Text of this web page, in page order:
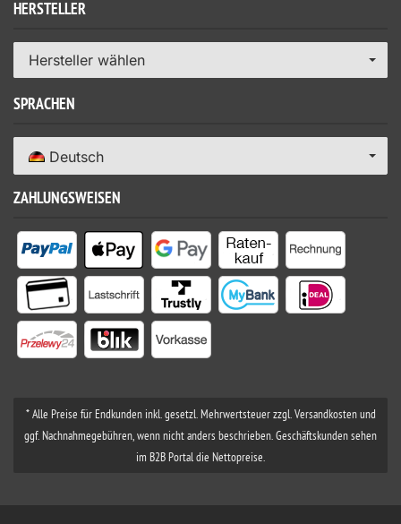
HERSTELLER
Hersteller wählen
SPRACHEN
Deutsch
ZAHLUNGSWEISEN
* Alle Preise für Endkunden inkl. gesetzl. Mehrwertsteuer zzgl. Versandkosten und
ggf. Nachnahmegebühren, wenn nicht anders beschrieben. Geschäftskunden sehen
im B2B Portal die Nettopreise.